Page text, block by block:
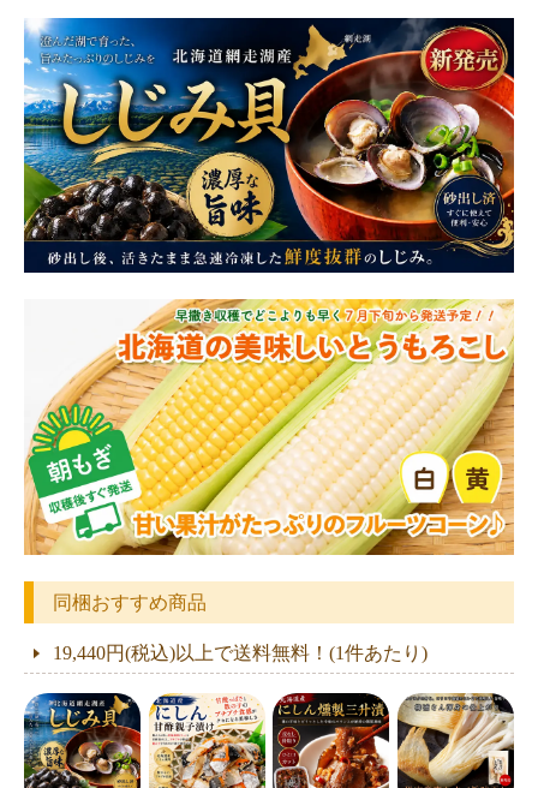
同梱おすすめ商品
19,440円(税込)以上で送料無料！(1件あたり)